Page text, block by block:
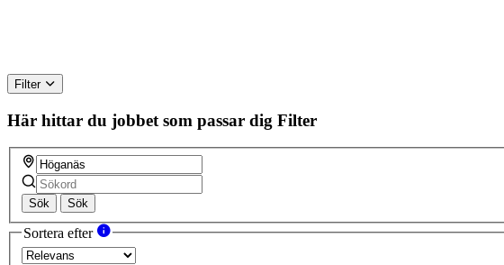
Filter
Här hittar du jobbet som passar dig Filter
Sök Sök
Sortera efter